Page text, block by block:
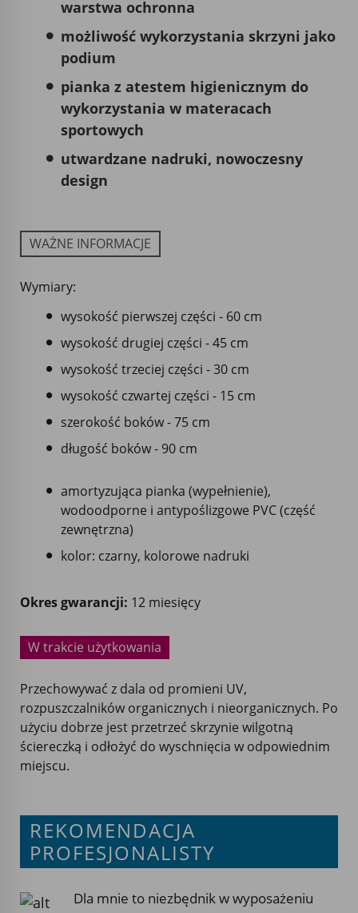
warstwa ochronna
możliwość wykorzystania skrzyni jako
podium
pianka z atestem higienicznym do
wykorzystania w materacach
sportowych
utwardzane nadruki, nowoczesny
design
WAŻNE INFORMACJE
Wymiary:
wysokość pierwszej części - 60 cm
wysokość drugiej części - 45 cm
wysokość trzeciej części - 30 cm
wysokość czwartej części - 15 cm
szerokość boków - 75 cm
długość boków - 90 cm
amortyzująca pianka (wypełnienie),
wodoodporne i antypoślizgowe PVC (część
zewnętrzna)
kolor: czarny, kolorowe nadruki
Okres gwarancji: 12 miesięcy
W trakcie użytkowania
Przechowywać z dala od promieni UV,
rozpuszczalników organicznych i nieorganicznych. Po
użyciu dobrze jest przetrzeć skrzynie wilgotną
ściereczką i odłożyć do wyschnięcia w odpowiednim
miejscu.
REKOMENDACJA
PROFESJONALISTY
Dla mnie to niezbędnik w wyposażeniu